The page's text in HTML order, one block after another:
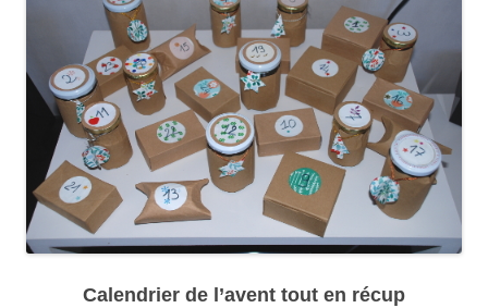
Calendrier de l’avent tout en récup